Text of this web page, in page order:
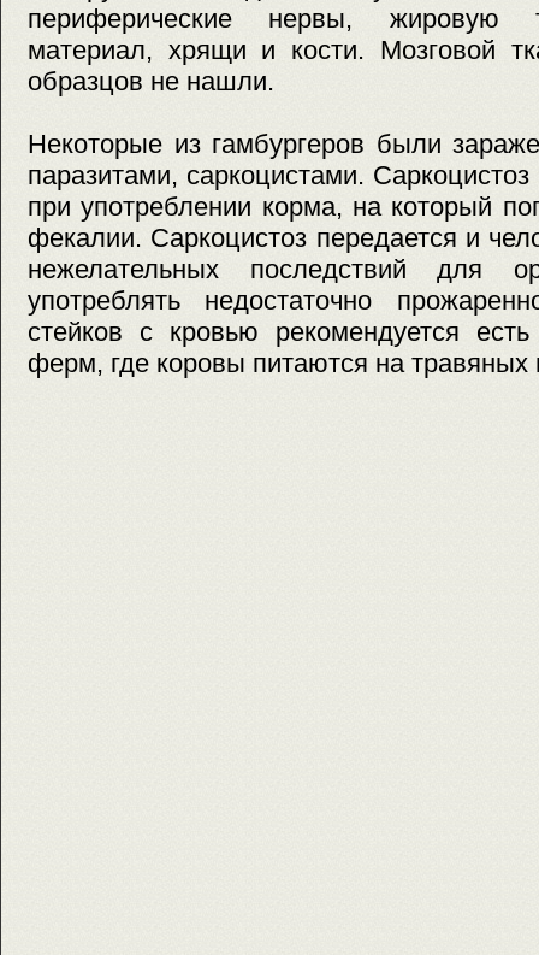
периферические нервы, жировую
материал, хрящи и кости. Мозговой
образцов не нашли.
Некоторые из гамбургеров были
паразитами, саркоцистами. Саркоцистоз
при употреблении корма, на который
фекалии. Саркоцистоз передается и
нежелательных последствий для
употреблять недостаточно
стейков с кровью рекомендуется
ферм, где коровы питаются на травяных